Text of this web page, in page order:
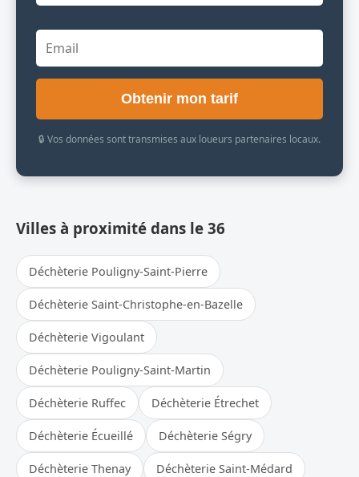
Obtenir mon tarif
🔒 Vos données sont transmises aux loueurs partenaires locaux.
Villes à proximité dans le 36
Déchèterie Pouligny-Saint-Pierre
Déchèterie Saint-Christophe-en-Bazelle
Déchèterie Vigoulant
Déchèterie Pouligny-Saint-Martin
Déchèterie Ruffec Déchèterie Étrechet
Déchèterie Écueillé Déchèterie Ségry
Déchèterie Thenay Déchèterie Saint-Médard